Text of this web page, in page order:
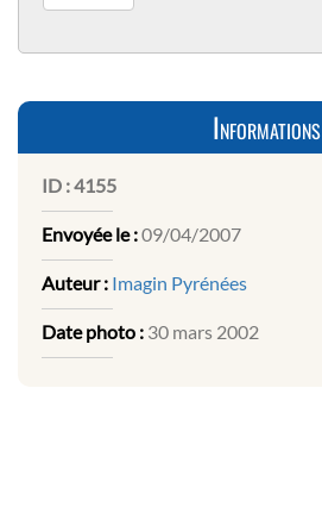
Informations
ID :4155
Envoyée le :09/04/2007
Auteur : Imagin Pyrénées
Date photo : 30 mars 2002